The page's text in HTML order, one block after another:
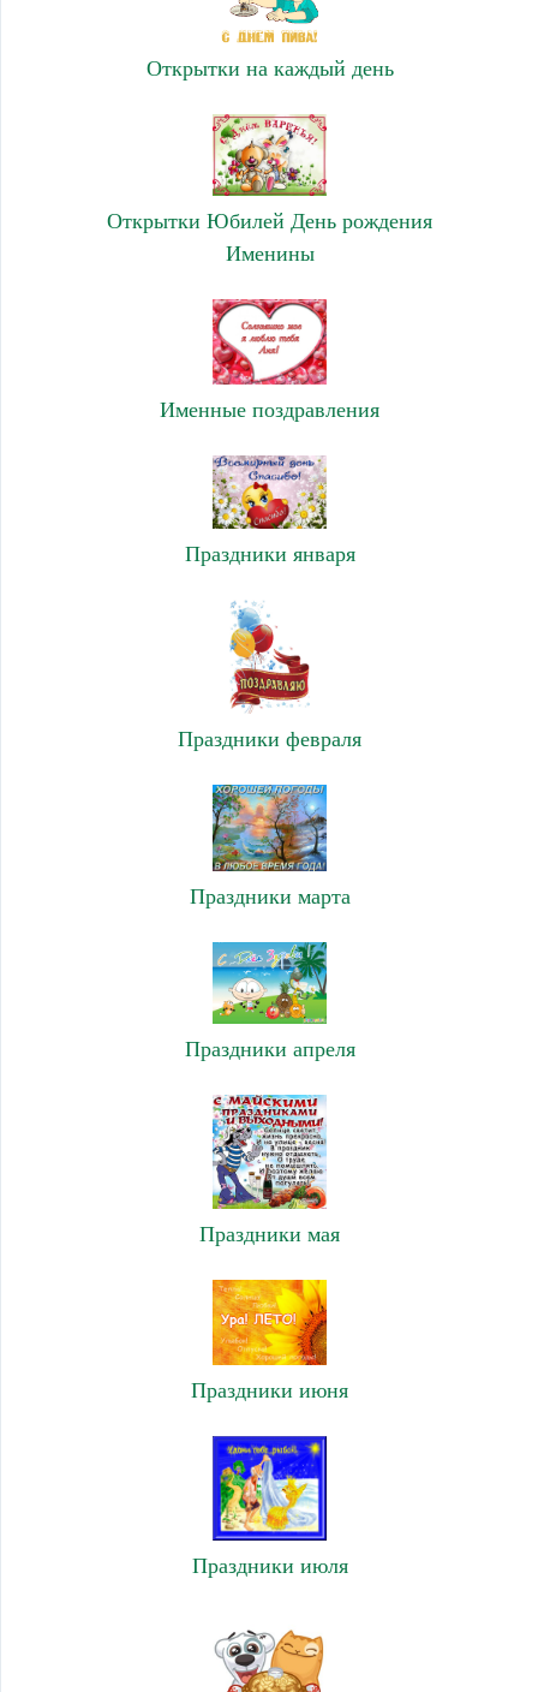
Открытки на каждый день
Открытки Юбилей День рождения
Именины
Именные поздравления
Праздники января
Праздники февраля
Праздники марта
Праздники апреля
Праздники мая
Праздники июня
Праздники июля